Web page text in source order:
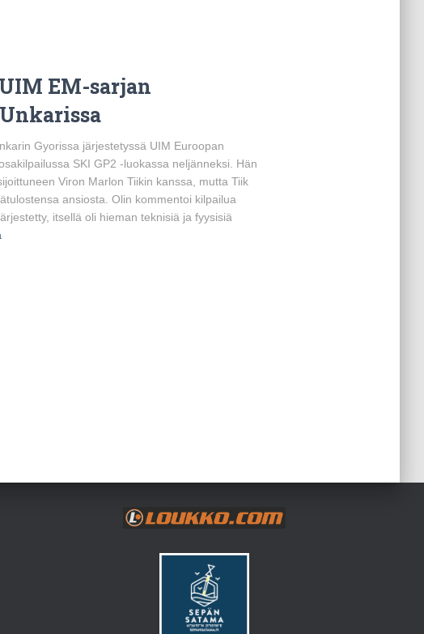
EM-sarjan
Gyorissa järjestetyssä UIM Euroopan
SKI GP2 -luokassa neljänneksi. Hän
Viron Marlon Tiikin kanssa, mutta Tiik
ansiosta. Olin kommentoi kilpailua
itsellä oli hieman teknisiä ja fyysisiä